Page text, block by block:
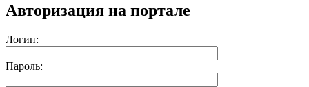
Авторизация на портале
Логин:
Пароль: